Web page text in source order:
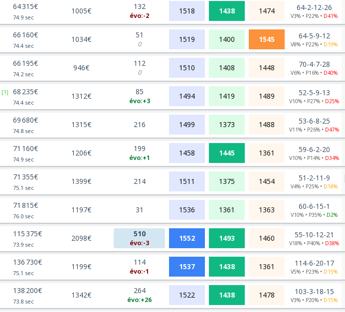
64 315€
74.9 sec
1005€ 132
évo:-2
1518 1438 1474 64-2-12-26
V3% • P22% • D41%
66 160€
74.4 sec
1034€ 51
0
1519 1400 1545 64-5-9-12
V8% • P22% • D19%
66 195€
74.2 sec
946€ 112
0
1510 1408 1448 70-4-7-28
V6% • P16% • D40%
[1] 68 235€
74.4 sec
1312€ 85
évo:+3
1494 1419 1489 52-5-9-13
V10% • P27% • D25%
69 680€
74.8 sec
1315€ 216 1499 1373 1488 53-6-8-25
V11% • P26% • D47%
71 160€
74.9 sec
1206€ 199
évo:+1
1458 1445 1361 59-6-2-20
V10% • P14% • D34%
71 355€
75.1 sec
1399€ 214 1511 1375 1454 51-2-11-9
V4% • P25% • D18%
71 815€
76.0 sec
1197€ 31 1536 1361 1363 60-6-15-1
V10% • P35% • D2%
115 375€
73.9 sec
2098€ 510
évo:-3
1552 1493 1460 55-10-12-21
V18% • P40% • D38%
136 730€
75.1 sec
1199€ 114
évo:-1
1537 1438 1361 114-6-20-17
V5% • P23% • D15%
138 200€
73.8 sec
1342€ 264
évo:+26
1522 1438 1478 103-3-18-15
V3% • P20% • D15%